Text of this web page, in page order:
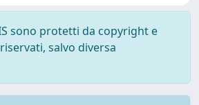
sono protetti da copyright e
salvo diversa